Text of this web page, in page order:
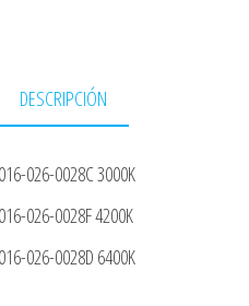
DESCRIPCIÓN
016-026-0028C 3000K
016-026-0028F 4200K
016-026-0028D 6400K